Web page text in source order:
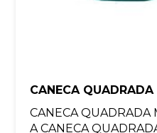
CANECA
CANECA QUADRADA
A CANECA